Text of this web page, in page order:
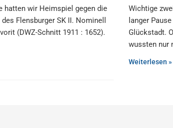
hatten wir Heimspiel gegen die
Flensburger SK II. Nominell
(DWZ-Schnitt 1911 : 1652).
Wichtige
langer
Glückstadt.
wussten nur
Weiterlesen »